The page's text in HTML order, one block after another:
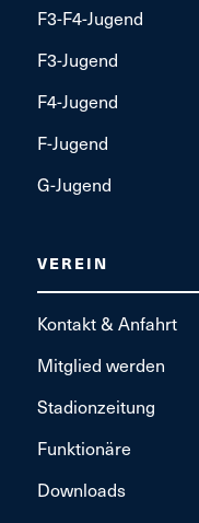
F3-F4-Jugend
F3-Jugend
F4-Jugend
F-Jugend
G-Jugend
VEREIN
Kontakt & Anfahrt
Mitglied werden
Stadionzeitung
Funktionäre
Downloads